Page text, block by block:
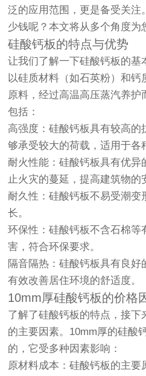
泛的应用范围，更是备受关注
少钱呢？本文将从多个角度为
硅酸钙板的特点与优势
让我们了解一下硅酸钙板的基
以硅质材料（如石英粉）和
原料，经过高温高压蒸汽养护
包括：
高强度：硅酸钙板具有较高的
够承受较大的荷载，适用于各
耐火性能：硅酸钙板具有优异
止火灾的蔓延，提高建筑物的
耐久性：硅酸钙板不易受潮变
长。
环保性：硅酸钙板不含石棉等
害，符合环保要求。
隔音隔热：硅酸钙板具有良好
有效改善居住环境的舒适度。
10mm厚硅酸钙板的价格
了解了硅酸钙板的特点，接下
的主要因素。10mm厚的硅酸
的，它受多种因素影响：
原材料成本：硅酸钙板的主要